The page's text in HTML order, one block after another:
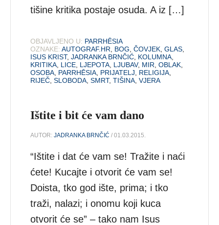
tišine kritika postaje osuda. A iz […]
OBJAVLJENO U: PARRHĒSIA
OZNAKE: AUTOGRAF.HR BOG ,ČOVJEK ,GLAS
ISUS KRIST,JADRANKA BRNČIĆ KOLUMNA
KRITIKA LICE LJEPOTA LJUBAV, MIR ,OBLAK
OSOBA PARRHĒSIA PRIJATELJ RELIGIJA
RIJEČ ,SLOBODA ,SMRT,TIŠINA ,VJERA
Ištite i bit će vam dano
AUTOR:JADRANKA BRNČIĆ / 01.03.2015.
“Ištite i dat će vam se! Tražite i naći
ćete! Kucajte i otvorit će vam se!
Doista, tko god ište, prima; i tko
traži, nalazi; i onomu koji kuca
otvorit će se” – tako nam Isus